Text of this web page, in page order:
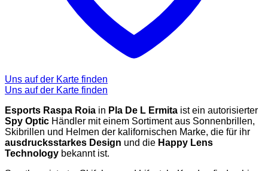
Uns auf der Karte finden
Uns auf der Karte finden
Esports Raspa Roia in Pla De L Ermita ist ein autorisierter
Spy Optic Händler mit einem Sortiment aus Sonnenbrillen,
Skibrillen und Helmen der kalifornischen Marke, die für ihr
ausdrucksstarkes Design und die Happy Lens
Technology bekannt ist.